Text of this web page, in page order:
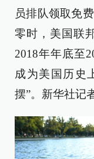
员排队领取免
零时，美国联
2018年年底至
成为美国历史
摆”。新华社记